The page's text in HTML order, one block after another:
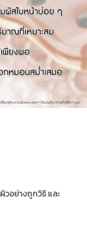
วอย่างถูกวิธี และ